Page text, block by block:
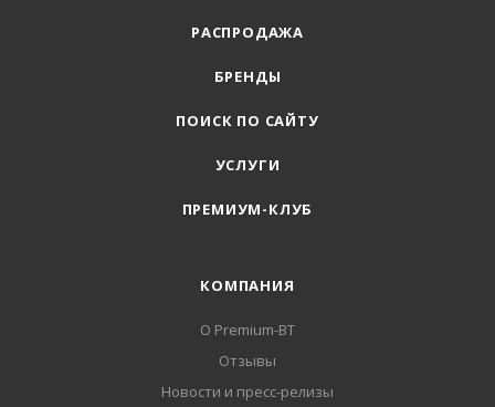
РАСПРОДАЖА
БРЕНДЫ
ПОИСК ПО САЙТУ
УСЛУГИ
ПРЕМИУМ-КЛУБ
КОМПАНИЯ
О Premium-BT
Отзывы
Новости и пресс-релизы